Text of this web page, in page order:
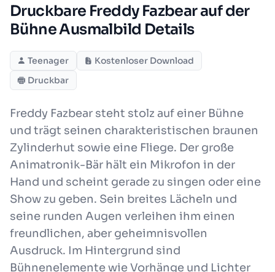
Druckbare Freddy Fazbear auf der
Bühne Ausmalbild Details
Teenager
Kostenloser Download
Druckbar
Freddy Fazbear steht stolz auf einer Bühne
und trägt seinen charakteristischen braunen
Zylinderhut sowie eine Fliege. Der große
Animatronik-Bär hält ein Mikrofon in der
Hand und scheint gerade zu singen oder eine
Show zu geben. Sein breites Lächeln und
seine runden Augen verleihen ihm einen
freundlichen, aber geheimnisvollen
Ausdruck. Im Hintergrund sind
Bühnenelemente wie Vorhänge und Lichter